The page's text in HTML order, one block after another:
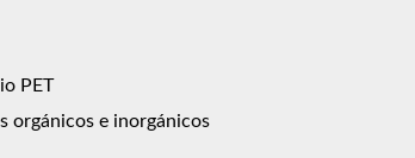
PET
orgánicos e inorgánicos